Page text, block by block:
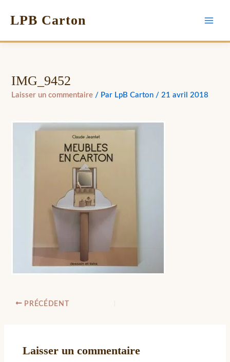
LPB Carton
IMG_9452
Laisser un commentaire / Par LpB Carton /21 avril 2018
PRÉCÉDENT
Laisser un commentaire